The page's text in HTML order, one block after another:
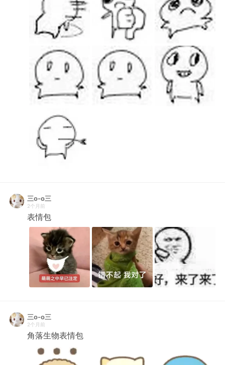
三o-o三
2个月前
表情包
三o-o三
2个月前
角落生物表情包